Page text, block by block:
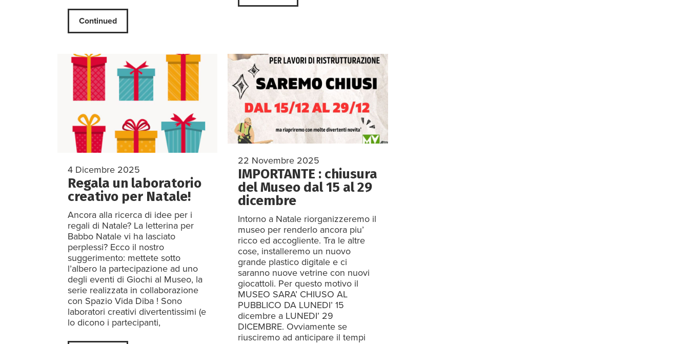
Continued
4 Dicembre 2025
Regala un laboratorio
creativo per Natale!
Ancora alla ricerca di idee per i
regali di Natale? La letterina per
Babbo Natale vi ha lasciato
perplessi? Ecco il nostro
suggerimento: mettete sotto
l’albero la partecipazione ad uno
degli eventi di Giochi al Museo, la
serie realizzata in collaborazione
con Spazio Vida Diba ! Sono
laboratori creativi divertentissimi (e
lo dicono i partecipanti,
22 Novembre 2025
IMPORTANTE : chiusura
del Museo dal 15 al 29
dicembre
Intorno a Natale riorganizzeremo il
museo per renderlo ancora piu’
ricco ed accogliente. Tra le altre
cose, installeremo un nuovo
grande plastico digitale e ci
saranno nuove vetrine con nuovi
giocattoli. Per questo motivo il
MUSEO SARA’ CHIUSO AL
PUBBLICO DA LUNEDI’ 15
dicembre a LUNEDI’ 29
DICEMBRE. Ovviamente se
riusciremo ad anticipare il tempi